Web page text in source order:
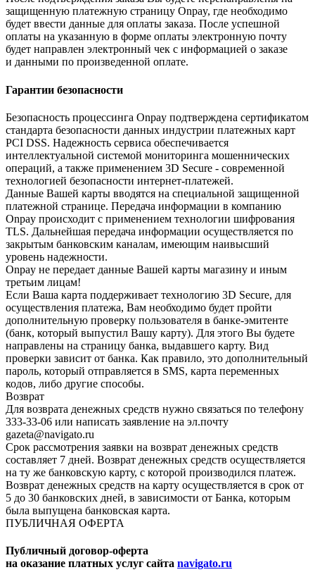
защищенную платежную страницу Onpay, где необходимо
будет ввести данные для оплаты заказа. После успешной
оплаты на указанную в форме оплаты электронную почту
будет направлен электронный чек с информацией о заказе
и данными по произведенной оплате.
Гарантии безопасности
Безопасность процессинга Onpay подтверждена сертификатом
стандарта безопасности данных индустрии платежных карт
PCI DSS. Надежность сервиса обеспечивается
интеллектуальной системой мониторинга мошеннических
операций, а также применением 3D Secure - современной
технологией безопасности интернет-платежей.
Данные Вашей карты вводятся на специальной защищенной
платежной странице. Передача информации в компанию
Onpay происходит с применением технологии шифрования
TLS. Дальнейшая передача информации осуществляется по
закрытым банковским каналам, имеющим наивысший
уровень надежности.
Onpay не передает данные Вашей карты магазину и иным
третьим лицам!
Если Ваша карта поддерживает технологию 3D Secure, для
осуществления платежа, Вам необходимо будет пройти
дополнительную проверку пользователя в банке-эмитенте
(банк, который выпустил Вашу карту). Для этого Вы будете
направлены на страницу банка, выдавшего карту. Вид
проверки зависит от банка. Как правило, это дополнительный
пароль, который отправляется в SMS, карта переменных
кодов, либо другие способы.
Возврат
Для возврата денежных средств нужно связаться по телефону
333-33-06 или написать заявление на эл.почту
gazeta@navigato.ru
Срок рассмотрения заявки на возврат денежных средств
составляет 7 дней. Возврат денежных средств осуществляется
на ту же банковскую карту, с которой производился платеж.
Возврат денежных средств на карту осуществляется в срок от
5 до 30 банковских дней, в зависимости от Банка, которым
была выпущена банковская карта.
ПУБЛИЧНАЯ ОФЕРТА
Публичный договор-оферта
на оказание платных услуг сайта navigato.ru